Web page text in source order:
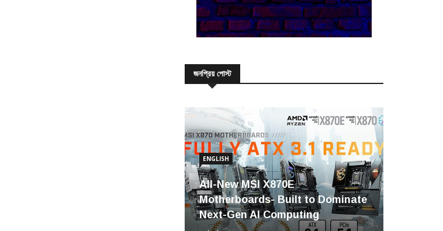
জনপ্রিয় পোস্ট
ENGLISH
All-New MSI X870E
Motherboards- Built to Dominate
Next-Gen AI Computing